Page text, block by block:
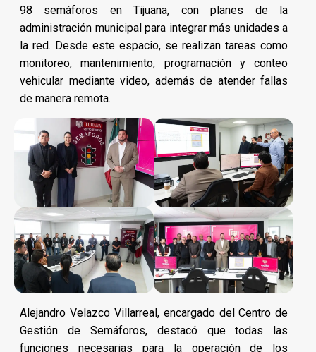
98 semáforos en Tijuana, con planes de la
administración municipal para integrar más unidades a
la red. Desde este espacio, se realizan tareas como
monitoreo, mantenimiento, programación y conteo
vehicular mediante video, además de atender fallas
de manera remota.
Alejandro Velazco Villarreal, encargado del Centro de
Gestión de Semáforos, destacó que todas las
funciones necesarias para la operación de los